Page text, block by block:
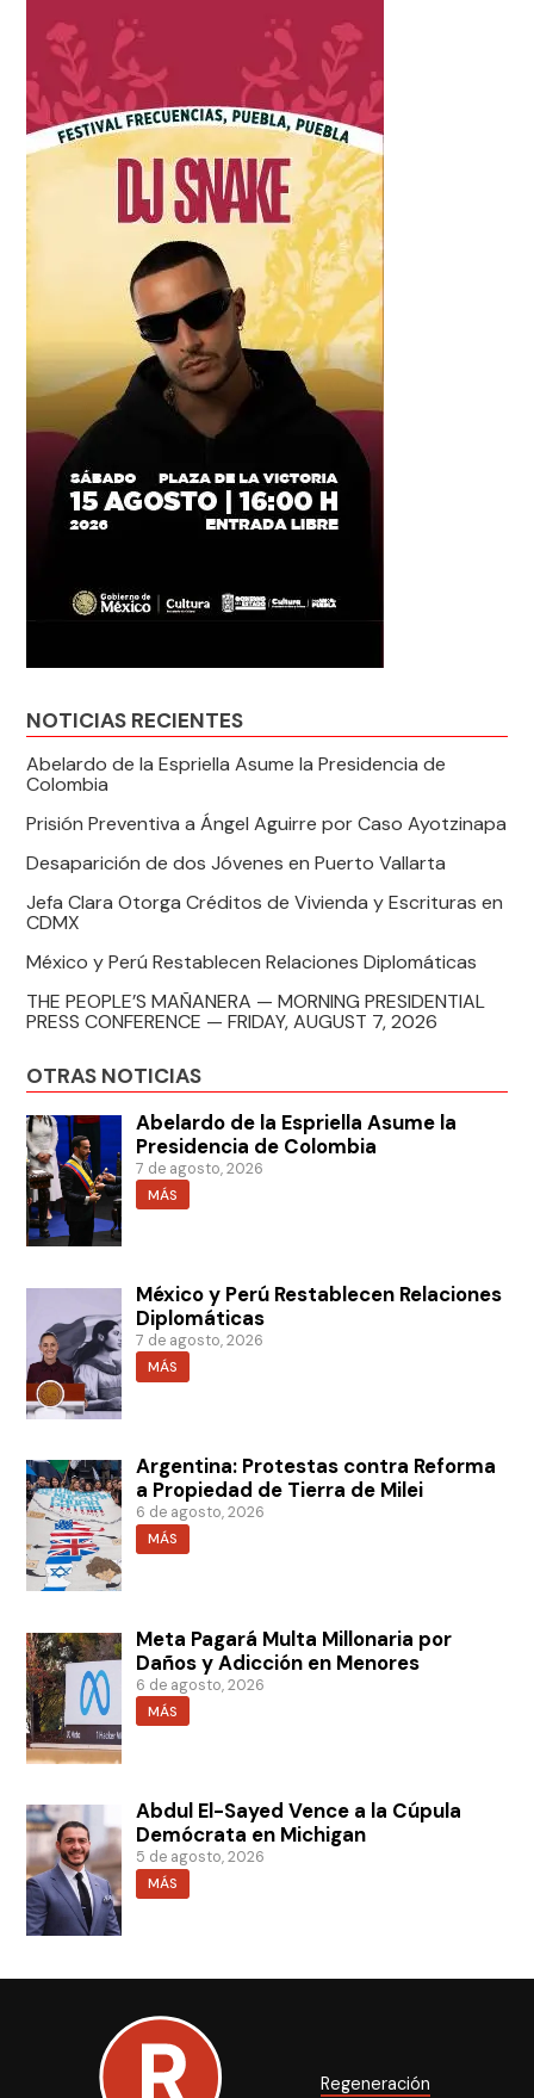
NOTICIAS RECIENTES
Abelardo de la Espriella Asume la Presidencia de
Colombia
Prisión Preventiva a Ángel Aguirre por Caso Ayotzinapa
Desaparición de dos Jóvenes en Puerto Vallarta
Jefa Clara Otorga Créditos de Vivienda y Escrituras en
CDMX
México y Perú Restablecen Relaciones Diplomáticas
THE PEOPLE’S MAÑANERA — MORNING PRESIDENTIAL
PRESS CONFERENCE — FRIDAY, AUGUST 7, 2026
OTRAS NOTICIAS
Abelardo de la Espriella Asume la
Presidencia de Colombia
7 de agosto, 2026
MÁS
México y Perú Restablecen Relaciones
Diplomáticas
7 de agosto, 2026
MÁS
Argentina: Protestas contra Reforma
a Propiedad de Tierra de Milei
6 de agosto, 2026
MÁS
Meta Pagará Multa Millonaria por
Daños y Adicción en Menores
6 de agosto, 2026
MÁS
Abdul El-Sayed Vence a la Cúpula
Demócrata en Michigan
5 de agosto, 2026
MÁS
Regeneración